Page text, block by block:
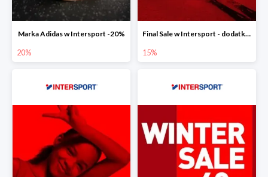
Marka Adidas w Intersport -20%
20%
Final Sale w Intersport - dodatkowe -15% rabatu
15%